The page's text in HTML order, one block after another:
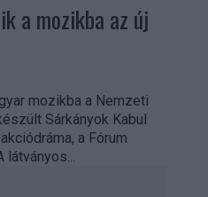
a mozikba az új
mozikba a Nemzeti
Sárkányok Kabul
a Fórum